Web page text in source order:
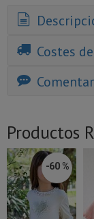
Costes
Productos
-60 %